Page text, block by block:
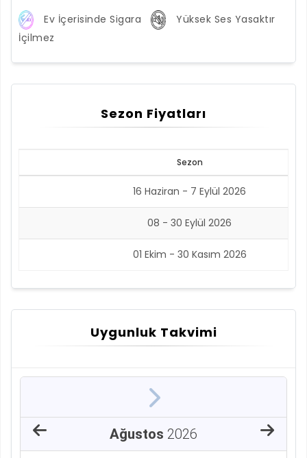
Ev İçerisinde Sigara
İçilmez
Yüksek Ses Yasaktır
Sezon Fiyatları
Sezon
16 Haziran - 7 Eylül 2026
08 - 30 Eylül 2026
01 Ekim - 30 Kasım 2026
Uygunluk Takvimi
Ağustos 2026